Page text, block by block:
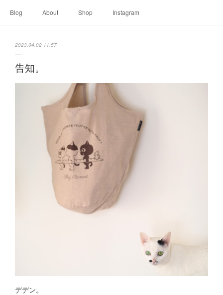
Blog About Shop Instagram
2023.04.02 11:57
告知。
デデン。